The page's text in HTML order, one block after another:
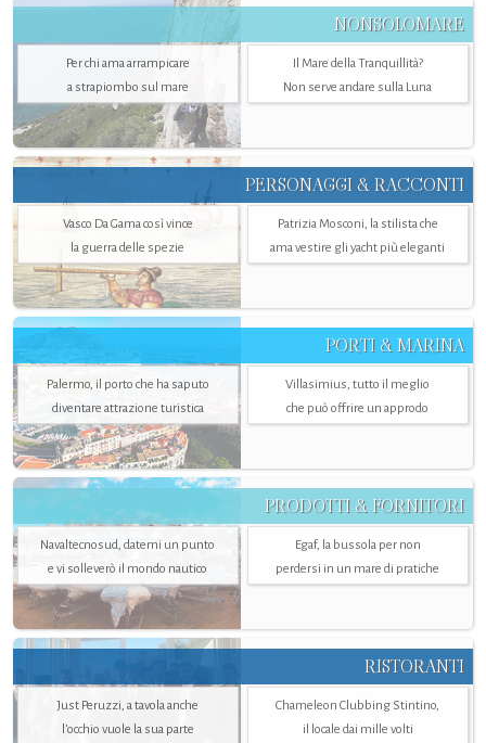
NONSOLOMARE
Per chi ama arrampicare
a strapiombo sul mare
Il Mare della Tranquillità?
Non serve andare sulla Luna
PERSONAGGI & RACCONTI
Vasco Da Gama così vince
la guerra delle spezie
Patrizia Mosconi, la stilista che
ama vestire gli yacht più eleganti
PORTI & MARINA
Palermo, il porto che ha saputo
diventare attrazione turistica
Villasimius, tutto il meglio
che può offrire un approdo
PRODOTTI & FORNITORI
Navaltecnosud, datemi un punto
e vi solleverò il mondo nautico
Egaf, la bussola per non
perdersi in un mare di pratiche
RISTORANTI
Just Peruzzi, a tavola anche
l’occhio vuole la sua parte
Chameleon Clubbing Stintino,
il locale dai mille volti